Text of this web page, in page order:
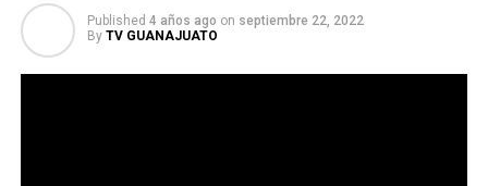
Published 4 años ago on septiembre 22, 2022
By TV GUANAJUATO